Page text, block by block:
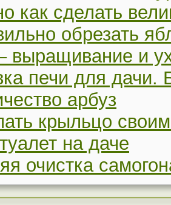
как сделать
обрезать
выращивание и
печи для дачи.
арбуз
крыльцо
на даче
очистка